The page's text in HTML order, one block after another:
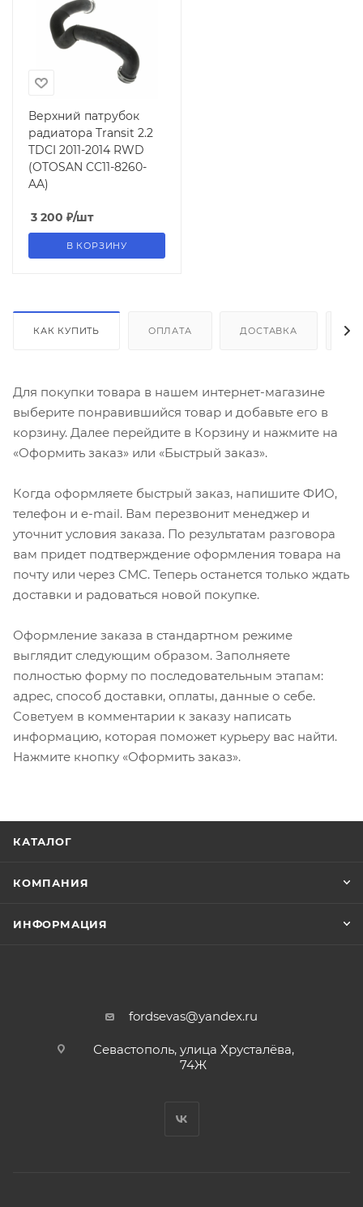
Верхний патрубок
радиатора Transit 2.2
TDCI 2011-2014 RWD
(OTOSAN CC11-8260-
AA)
3 200 ₽/шт
В КОРЗИНУ
КАК КУПИТЬ ОПЛАТА ДОСТАВКА
Для покупки товара в нашем интернет-магазине
выберите понравившийся товар и добавьте его в
корзину. Далее перейдите в Корзину и нажмите на
«Оформить заказ» или «Быстрый заказ».
Когда оформляете быстрый заказ, напишите ФИО,
телефон и e-mail. Вам перезвонит менеджер и
уточнит условия заказа. По результатам разговора
вам придет подтверждение оформления товара на
почту или через СМС. Теперь останется только ждать
доставки и радоваться новой покупке.
Оформление заказа в стандартном режиме
выглядит следующим образом. Заполняете
полностью форму по последовательным этапам:
адрес, способ доставки, оплаты, данные о себе.
Советуем в комментарии к заказу написать
информацию, которая поможет курьеру вас найти.
Нажмите кнопку «Оформить заказ».
КАТАЛОГ
КОМПАНИЯ
ИНФОРМАЦИЯ
fordsevas@yandex.ru
Севастополь, улица Хрусталёва,
74Ж